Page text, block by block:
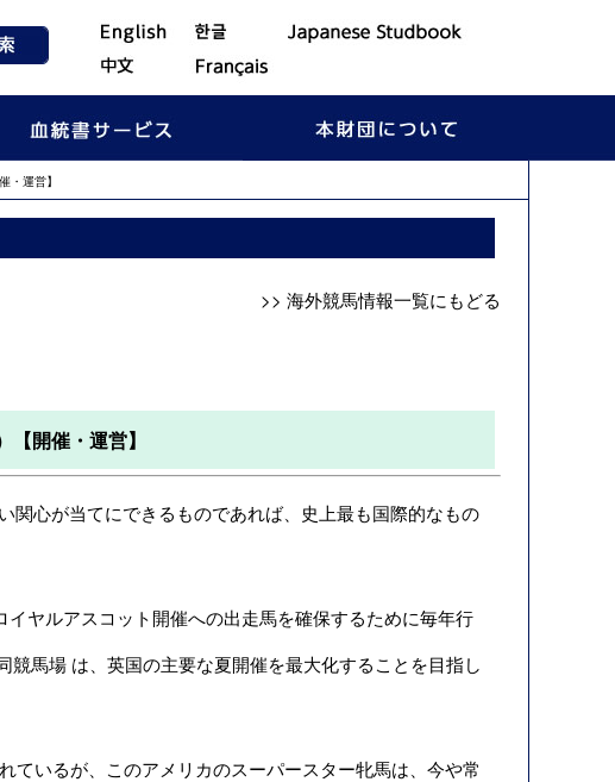
運営】
>> 海外競馬情報一覧にもどる
開催・運営】
心が当てにできるものであれば、史上最も国際的なもの
ヤルアスコット開催への出走馬を確保するために毎年行
馬場 は、英国の主要な夏開催を最大化することを目指し
いるが、このアメリカのスーパースター牝馬は、今や常